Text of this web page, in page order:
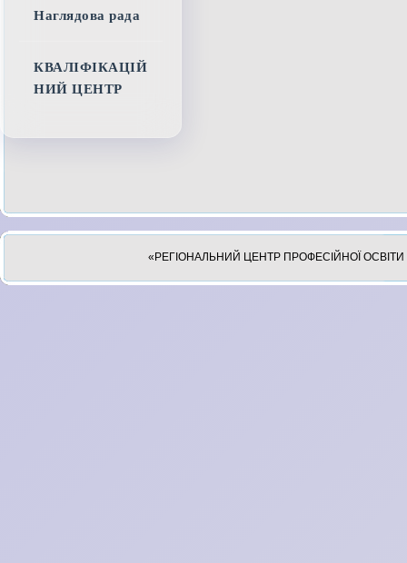
Наглядова рада
КВАЛІФІКАЦІЙ
НИЙ ЦЕНТР
«РЕГІОНАЛЬНИЙ ЦЕНТР ПРОФЕСІЙНОЇ